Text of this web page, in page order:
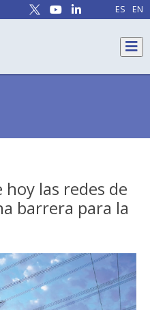
ES EN
las redes de
barrera para la